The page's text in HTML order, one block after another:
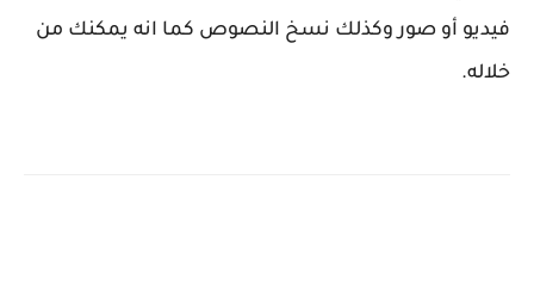
فيديو أو صور وكذلك نسخ النصوص كما انه يمكنك من
خلاله.